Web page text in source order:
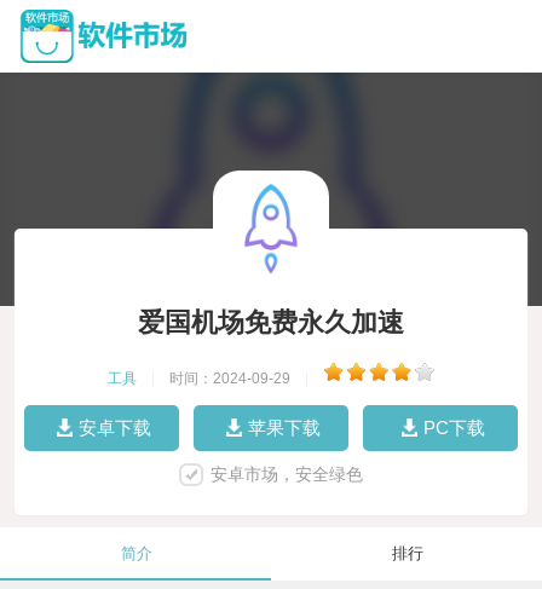
爱国机场免费永久加速
工具 时间：2024-09-29
安卓下载 苹果下载 PC下载
安卓市场，安全绿色
简介 排行